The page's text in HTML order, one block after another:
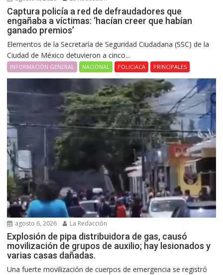
Captura policía a red de defraudadores que
engañaba a víctimas: ‘hacían creer que habían
ganado premios’
Elementos de la Secretaría de Seguridad Ciudadana (SSC) de la
Ciudad de México detuvieron a cinco...
INFORMACIÓN GENERAL NACIONAL POLICIACA PRINCIPALES
agosto 6, 2026 La Redacción
Explosión de pipa distribuidora de gas, causó
movilización de grupos de auxilio; hay lesionados y
varias casas dañadas.
Una fuerte movilización de cuerpos de emergencia se registró